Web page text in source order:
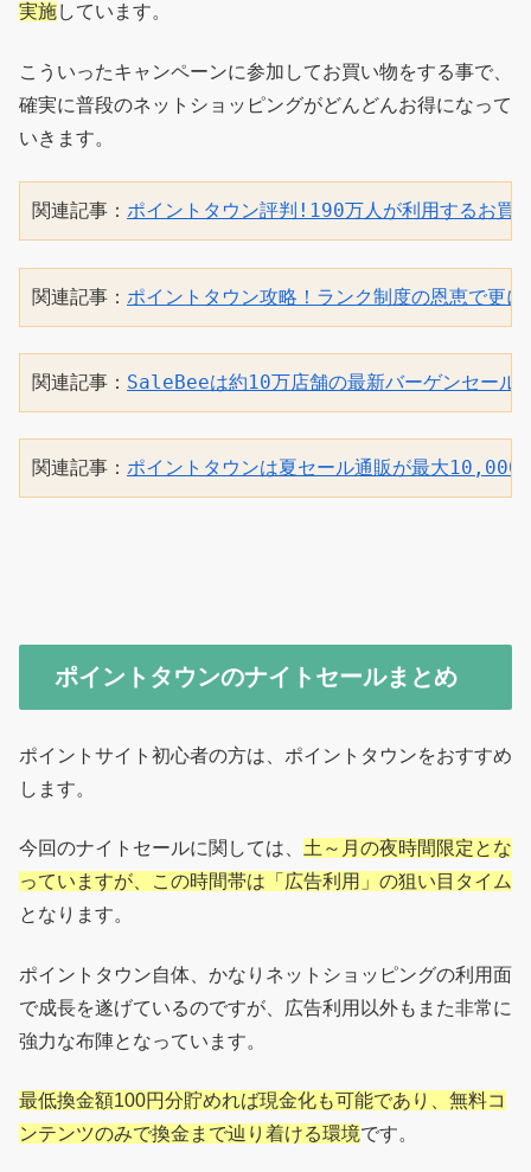
実施しています。
こういったキャンペーンに参加してお買い物をする事で、
確実に普段のネットショッピングがどんどんお得になって
いきます。
関連記事： ポイントタウン評判!190万人が利用するお買
関連記事： ポイントタウン攻略！ランク制度の恩恵で更
関連記事： SaleBeeは約10万店舗の最新バーゲンセール
関連記事： ポイントタウンは夏セール通販が最大
ポイントタウンのナイトセールまとめ
ポイントサイト初心者の方は、ポイントタウンをおすすめ
します。
今回のナイトセールに関しては、 土～月の夜時間限定とな
っていますが、この時間帯は「広告利用」の狙い目タイム
となります。
ポイントタウン自体、かなりネットショッピングの利用面
で成長を遂げているのですが、広告利用以外もまた非常に
強力な布陣となっています。
最低換金額100円分貯めれば現金化も可能であり、無料コ
ンテンツのみで換金まで辿り着ける環境です。